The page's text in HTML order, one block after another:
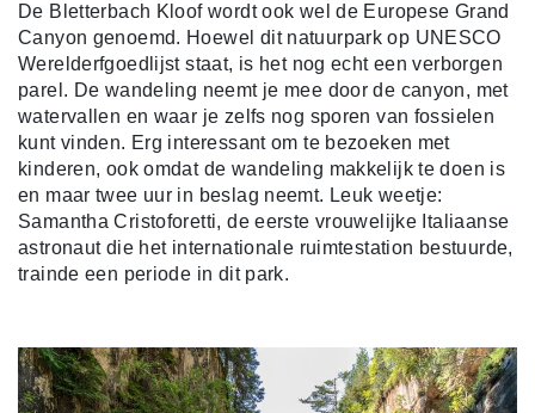
De Bletterbach Kloof wordt ook wel de Europese Grand
Canyon genoemd. Hoewel dit natuurpark op UNESCO
Werelderfgoedlijst staat, is het nog echt een verborgen
parel. De wandeling neemt je mee door de canyon, met
watervallen en waar je zelfs nog sporen van fossielen
kunt vinden. Erg interessant om te bezoeken met
kinderen, ook omdat de wandeling makkelijk te doen is
en maar twee uur in beslag neemt. Leuk weetje:
Samantha Cristoforetti, de eerste vrouwelijke Italiaanse
astronaut die het internationale ruimtestation bestuurde,
trainde een periode in dit park.